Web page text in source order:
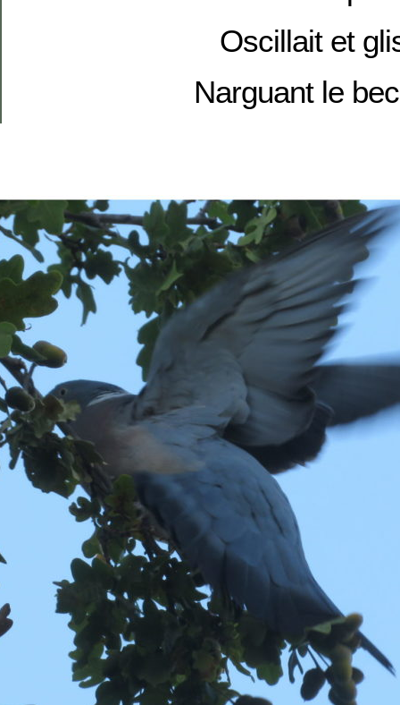
Oscillait et
Narguant le